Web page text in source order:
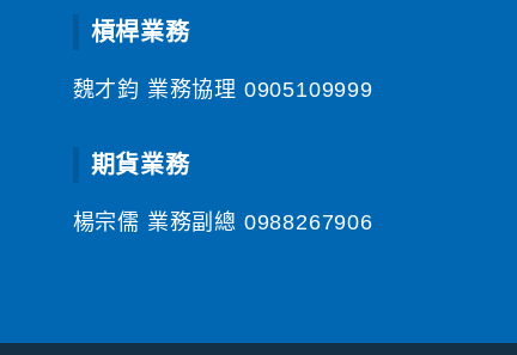
槓桿業務
魏才鈞 業務協理 0905109999
期貨業務
楊宗儒 業務副總 0988267906